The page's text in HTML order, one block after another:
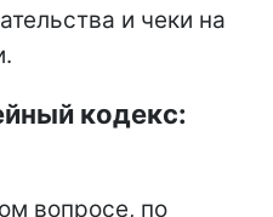
и чеки на
кодекс:
вопросе, по